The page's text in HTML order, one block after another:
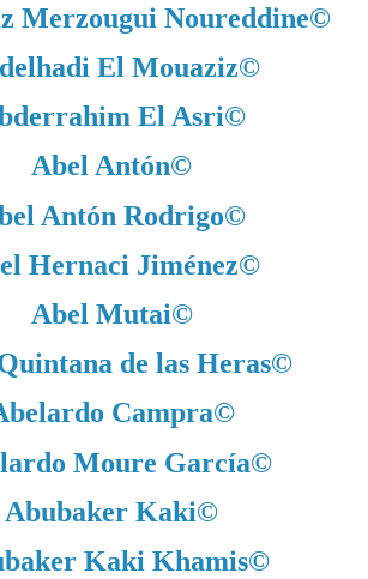
Merzougui Noureddine©
El Mouaziz©
El Asri©
Abel Antón©
Antón Rodrigo©
Hernaci Jiménez©
Abel Mutai©
de las Heras©
Campra©
Moure García©
Abubaker Kaki©
Kaki Khamis©